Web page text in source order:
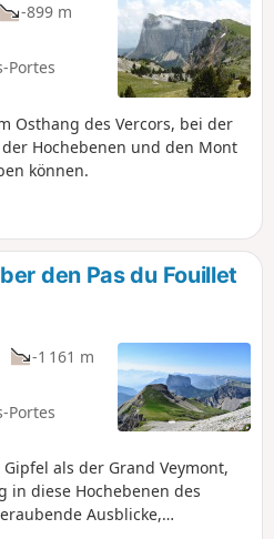
-899 m
Portes
Osthang des Vercors, bei der
Hochebenen und den Mont
können.
den Pas du Fouillet
-1 161 m
Portes
als der Grand Veymont,
in diese Hochebenen des
Ausblicke,